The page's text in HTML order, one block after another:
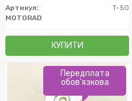
Артикул:
T-50
MOTORAD
КУПИТИ
Передплата
обов'язкова